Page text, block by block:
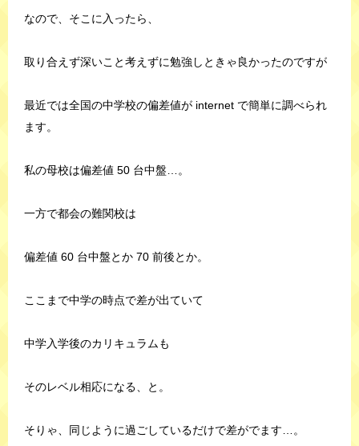
なので、そこに入ったら、
取り合えず深いこと考えずに勉強しときゃ良かったのですが
最近では全国の中学校の偏差値が internet で簡単に調べられ
ます。
私の母校は偏差値 50 台中盤…。
一方で都会の難関校は
偏差値 60 台中盤とか 70 前後とか。
ここまで中学の時点で差が出ていて
中学入学後のカリキュラムも
そのレベル相応になる、と。
そりゃ、同じように過ごしているだけで差がでます…。